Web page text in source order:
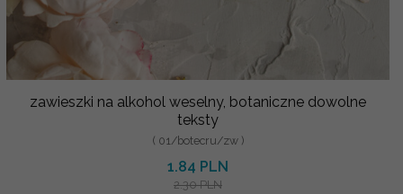
zawieszki na alkohol weselny, botaniczne dowolne
teksty
( 01/botecru/zw )
1.84 PLN
2.30 PLN